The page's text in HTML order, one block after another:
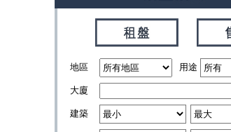
地區 用途
大廈
建築